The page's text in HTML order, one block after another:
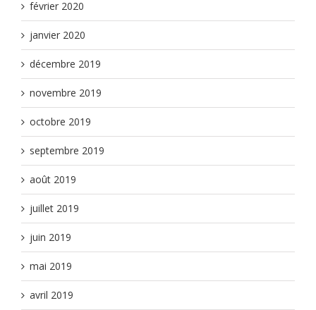
février 2020
janvier 2020
décembre 2019
novembre 2019
octobre 2019
septembre 2019
août 2019
juillet 2019
juin 2019
mai 2019
avril 2019